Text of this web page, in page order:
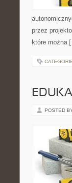
przez
które można
POSTED